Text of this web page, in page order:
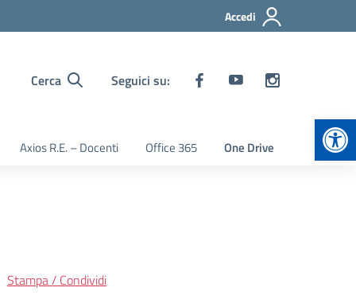
Accedi
Cerca Seguici su:
Axios R.E. – Docenti Office 365 One Drive
Stampa / Condividi